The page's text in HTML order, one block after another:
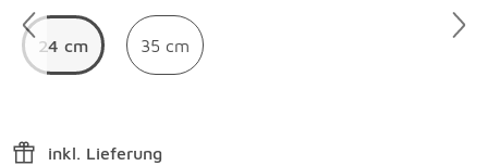
24 cm 35 cm
inkl. Lieferung